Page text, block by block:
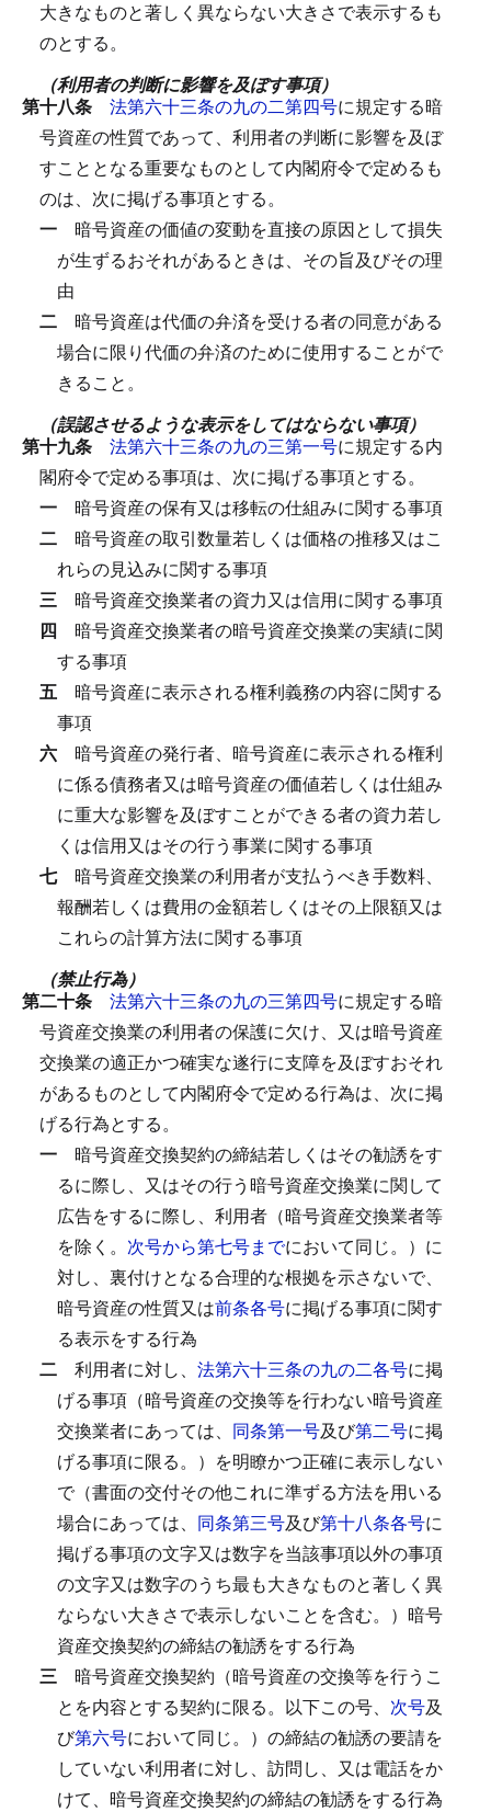
大きなものと著しく異ならない大きさで表示するも
のとする。
（利用者の判断に影響を及ぼす事項）
第十八条 法第六十三条の九の二第四号に規定する暗
号資産の性質であって、利用者の判断に影響を及ぼ
すこととなる重要なものとして内閣府令で定めるも
のは、次に掲げる事項とする。
一 暗号資産の価値の変動を直接の原因として損失
が生ずるおそれがあるときは、その旨及びその理
由
二 暗号資産は代価の弁済を受ける者の同意がある
場合に限り代価の弁済のために使用することがで
きること。
（誤認させるような表示をしてはならない事項）
第十九条 法第六十三条の九の三第一号に規定する内
閣府令で定める事項は、次に掲げる事項とする。
一 暗号資産の保有又は移転の仕組みに関する事項
二 暗号資産の取引数量若しくは価格の推移又はこ
れらの見込みに関する事項
三 暗号資産交換業者の資力又は信用に関する事項
四 暗号資産交換業者の暗号資産交換業の実績に関
する事項
五 暗号資産に表示される権利義務の内容に関する
事項
六 暗号資産の発行者、暗号資産に表示される権利
に係る債務者又は暗号資産の価値若しくは仕組み
に重大な影響を及ぼすことができる者の資力若し
くは信用又はその行う事業に関する事項
七 暗号資産交換業の利用者が支払うべき手数料、
報酬若しくは費用の金額若しくはその上限額又は
これらの計算方法に関する事項
（禁止行為）
第二十条 法第六十三条の九の三第四号に規定する暗
号資産交換業の利用者の保護に欠け、又は暗号資産
交換業の適正かつ確実な遂行に支障を及ぼすおそれ
があるものとして内閣府令で定める行為は、次に掲
げる行為とする。
一 暗号資産交換契約の締結若しくはその勧誘をす
るに際し、又はその行う暗号資産交換業に関して
広告をするに際し、利用者（暗号資産交換業者等
を除く。 次号から第七号までにおいて同じ。）に
対し、裏付けとなる合理的な根拠を示さないで、
暗号資産の性質又は前条各号に掲げる事項に関す
る表示をする行為
二 利用者に対し、 法第六十三条の九の二各号に掲
げる事項（暗号資産の交換等を行わない暗号資産
交換業者にあっては、 同条第一号及び第二号に掲
げる事項に限る。）を明瞭かつ正確に表示しない
で（書面の交付その他これに準ずる方法を用いる
場合にあっては、 同条第三号及び第十八条各号に
掲げる事項の文字又は数字を当該事項以外の事項
の文字又は数字のうち最も大きなものと著しく異
ならない大きさで表示しないことを含む。）暗号
資産交換契約の締結の勧誘をする行為
三 暗号資産交換契約（暗号資産の交換等を行うこ
とを内容とする契約に限る。以下この号、 次号及
び第六号において同じ。）の締結の勧誘の要請を
していない利用者に対し、訪問し、又は電話をか
けて、暗号資産交換契約の締結の勧誘をする行為